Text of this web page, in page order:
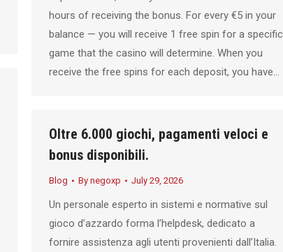
hours of receiving the bonus. For every €5 in your
balance — you will receive 1 free spin for a specific
game that the casino will determine. When you
receive the free spins for each deposit, you have…
Oltre 6.000 giochi, pagamenti veloci e
bonus disponibili.
Blog By negoxp July 29, 2026
Un personale esperto in sistemi e normative sul
gioco d’azzardo forma l’helpdesk, dedicato a
fornire assistenza agli utenti provenienti dall’Italia.